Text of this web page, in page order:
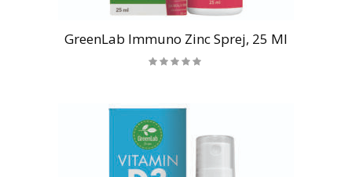
GreenLab Immuno Zinc Sprej, 25 Ml